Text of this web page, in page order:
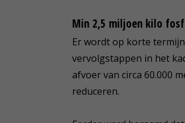
Min 2,5 miljoen kilo
Er wordt op korte
vervolgstappen in het
afvoer van circa 60.000
reduceren.